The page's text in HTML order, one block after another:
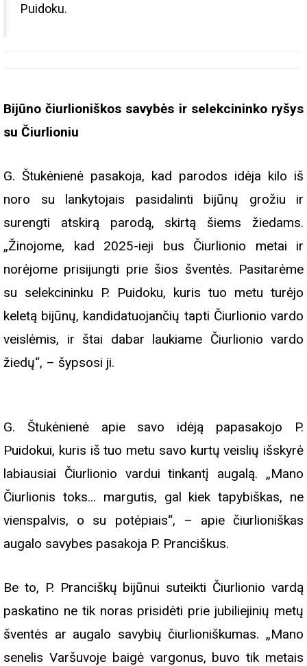
Puidoku.
Bijūno čiurlioniškos savybės ir selekcininko ryšys
su Čiurlioniu
G. Štukėnienė pasakoja, kad parodos idėja kilo iš
noro su lankytojais pasidalinti bijūnų grožiu ir
surengti atskirą parodą, skirtą šiems žiedams.
„Žinojome, kad 2025-ieji bus Čiurlionio metai ir
norėjome prisijungti prie šios šventės. Pasitarėme
su selekcininku P. Puidoku, kuris tuo metu turėjo
keletą bijūnų, kandidatuojančių tapti Čiurlionio vardo
veislėmis, ir štai dabar laukiame Čiurlionio vardo
žiedų“, – šypsosi ji.
G. Štukėnienė apie savo idėją papasakojo P.
Puidokui, kuris iš tuo metu savo kurtų veislių išskyrė
labiausiai Čiurlionio vardui tinkantį augalą. „Mano
Čiurlionis toks... margutis, gal kiek tapybiškas, ne
vienspalvis, o su potėpiais“, – apie čiurlioniškas
augalo savybes pasakoja P. Pranciškus.
Be to, P. Pranciškų bijūnui suteikti Čiurlionio vardą
paskatino ne tik noras prisidėti prie jubiliejinių metų
šventės ar augalo savybių čiurlioniškumas. „Mano
senelis Varšuvoje baigė vargonus, buvo tik metais